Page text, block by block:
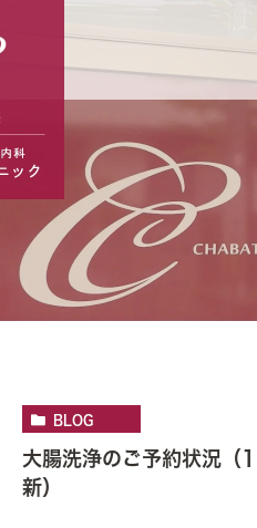
BLOG
大腸洗浄のご予約状況（
新）